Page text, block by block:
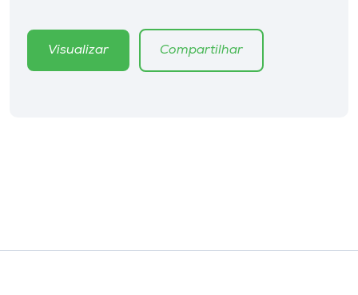
Editora
Visualizar Compartilhar